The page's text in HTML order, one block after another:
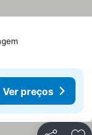
Ver preços
Ver preços